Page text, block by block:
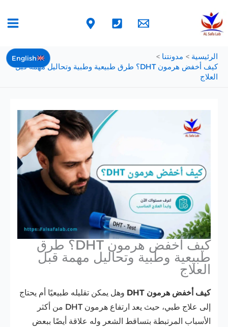
English
إلى
المحتوى
الرئيسية
مدونتنا
كيف أخفض هرمون DHT؟ طرق طبيعية وطبية وتحاليل مهمة قبل
العلاج
كيف أخفض هرمون DHT؟ طرق
طبيعية وطبية وتحاليل مهمة قبل
العلاج
كيف أخفض هرمون DHT
وهل يمكن تقليله طبيعيًا أم يحتاج
إلى علاج طبي، حيث يعد ارتفاع هرمون DHT من أكثر
الأسباب المرتبطة بتساقط الشعر وله علاقة أيضًا ببعض